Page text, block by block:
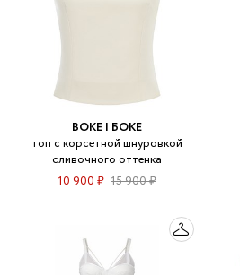
BOKE | БОКЕ
топ с корсетной шнуровкой
сливочного оттенка
10 900 ₽ 15 900 ₽